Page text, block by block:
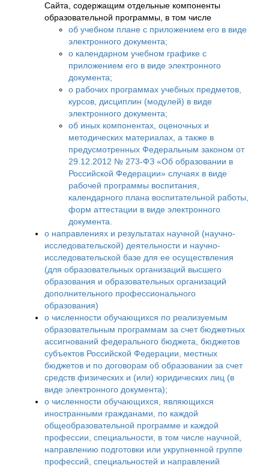
Сайта, содержащим отдельные компоненты
образовательной программы, в том числе
об учебном плане с приложением его в виде
электронного документа;
о календарном учебном графике с
приложением его в виде электронного
документа;
о рабочих программах учебных предметов,
курсов, дисциплин (модулей) в виде
электронного документа;
об иных компонентах, оценочных и
методических материалах, а также в
предусмотренных Федеральным законом от
29.12.2012 № 273-ФЗ «Об образовании в
Российской Федерации» случаях в виде
рабочей программы воспитания,
календарного плана воспитательной работы,
форм аттестации в виде электронного
документа.
о направлениях и результатах научной (научно-
исследовательской) деятельности и научно-
исследовательской базе для ее осуществления
(для образовательных организаций высшего
образования и образовательных организаций
дополнительного профессионального
образования)
о численности обучающихся по реализуемым
образовательным программам за счет бюджетных
ассигнований федерального бюджета, бюджетов
субъектов Российской Федерации, местных
бюджетов и по договорам об образовании за счет
средств физических и (или) юридических лиц (в
виде электронного документа);
о численности обучающихся, являющихся
иностранными гражданами, по каждой
общеобразовательной программе и каждой
профессии, специальности, в том числе научной,
направлению подготовки или укрупненной группе
профессий, специальностей и направлений